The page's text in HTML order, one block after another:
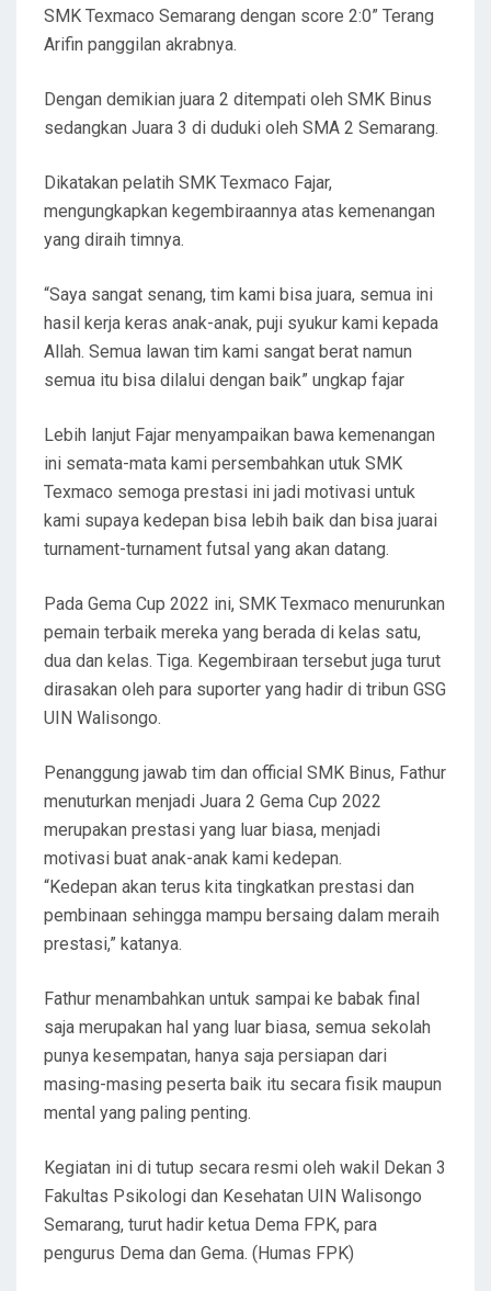
SMK Texmaco Semarang dengan score 2:0” Terang
Arifin panggilan akrabnya.
Dengan demikian juara 2 ditempati oleh SMK Binus
sedangkan Juara 3 di duduki oleh SMA 2 Semarang.
Dikatakan pelatih SMK Texmaco Fajar,
mengungkapkan kegembiraannya atas kemenangan
yang diraih timnya.
“Saya sangat senang, tim kami bisa juara, semua ini
hasil kerja keras anak-anak, puji syukur kami kepada
Allah. Semua lawan tim kami sangat berat namun
semua itu bisa dilalui dengan baik” ungkap fajar
Lebih lanjut Fajar menyampaikan bawa kemenangan
ini semata-mata kami persembahkan utuk SMK
Texmaco semoga prestasi ini jadi motivasi untuk
kami supaya kedepan bisa lebih baik dan bisa juarai
turnament-turnament futsal yang akan datang.
Pada Gema Cup 2022 ini, SMK Texmaco menurunkan
pemain terbaik mereka yang berada di kelas satu,
dua dan kelas. Tiga. Kegembiraan tersebut juga turut
dirasakan oleh para suporter yang hadir di tribun GSG
UIN Walisongo.
Penanggung jawab tim dan official SMK Binus, Fathur
menuturkan menjadi Juara 2 Gema Cup 2022
merupakan prestasi yang luar biasa, menjadi
motivasi buat anak-anak kami kedepan.
“Kedepan akan terus kita tingkatkan prestasi dan
pembinaan sehingga mampu bersaing dalam meraih
prestasi,” katanya.
Fathur menambahkan untuk sampai ke babak final
saja merupakan hal yang luar biasa, semua sekolah
punya kesempatan, hanya saja persiapan dari
masing-masing peserta baik itu secara fisik maupun
mental yang paling penting.
Kegiatan ini di tutup secara resmi oleh wakil Dekan 3
Fakultas Psikologi dan Kesehatan UIN Walisongo
Semarang, turut hadir ketua Dema FPK, para
pengurus Dema dan Gema. (Humas FPK)